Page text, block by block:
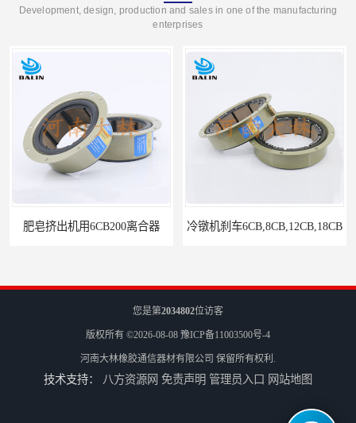
Development, design, production and sales in one of the manufacturing
enterprises
肥皂挤出机用6CB200离合器 冷镦机刹车6CB,8CB,12CB,18CB
您是第2034802位访客
版权所有 ©2026-08-08 豫ICP备11003500号-4
河南大林橡胶通信器材有限公司 保留所有权利.
技术支持： 八方资源网 免责声明 管理员入口 网站地图